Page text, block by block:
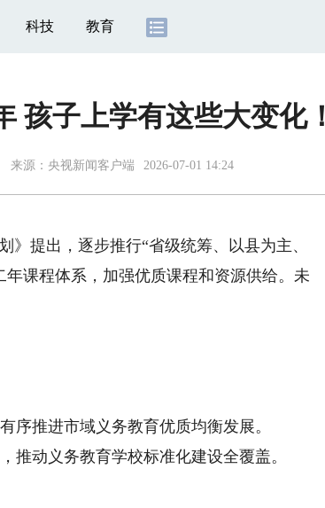
科技 教育
孩子上学有这些大变化！
来源： 央视新闻客户端 2026-07-01 14:24
提出，逐步推行“省级统筹、以县为主、
课程体系，加强优质课程和资源供给。未
推进市域义务教育优质均衡发展。
动义务教育学校标准化建设全覆盖。